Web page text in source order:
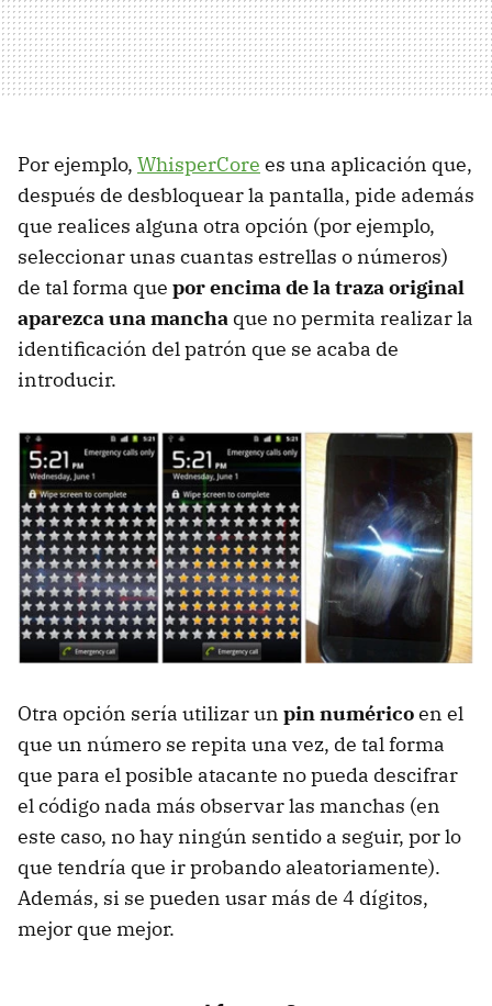
Por ejemplo, WhisperCore es una aplicación que,
después de desbloquear la pantalla, pide además
que realices alguna otra opción (por ejemplo,
seleccionar unas cuantas estrellas o números)
de tal forma que por encima de la traza original
aparezca una mancha que no permita realizar la
identificación del patrón que se acaba de
introducir.
Otra opción sería utilizar un pin numéricoen el
que un número se repita una vez, de tal forma
que para el posible atacante no pueda descifrar
el código nada más observar las manchas (en
este caso, no hay ningún sentido a seguir, por lo
que tendría que ir probando aleatoriamente).
Además, si se pueden usar más de 4 dígitos,
mejor que mejor.